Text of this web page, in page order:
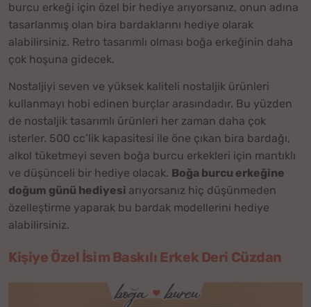
burcu erkeği için özel bir hediye arıyorsanız, onun adına
tasarlanmış olan bira bardaklarını hediye olarak
alabilirsiniz. Retro tasarımlı olması boğa erkeğinin daha
çok hoşuna gidecek.
Nostaljiyi seven ve yüksek kaliteli nostaljik ürünleri
kullanmayı hobi edinen burçlar arasındadır. Bu yüzden
de nostaljik tasarımlı ürünleri her zaman daha çok
isterler. 500 cc’lik kapasitesi ile öne çıkan bira bardağı,
alkol tüketmeyi seven boğa burcu erkekleri için mantıklı
ve düşünceli bir hediye olacak. Boğa burcu erkeğine
doğum günü hediyesi arıyorsanız hiç düşünmeden
özelleştirme yaparak bu bardak modellerini hediye
alabilirsiniz.
Kişiye Özel İsim Baskılı Erkek Deri Cüzdan